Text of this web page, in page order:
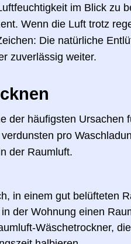
im Blick zu
Wenn die Luft trotz
Die natürliche
zuverlässig weiter.
der häufigsten Ursachen
pro
der Raumluft.
in einem gut belüfteten
der Wohnung einen
Wäschetrockner,